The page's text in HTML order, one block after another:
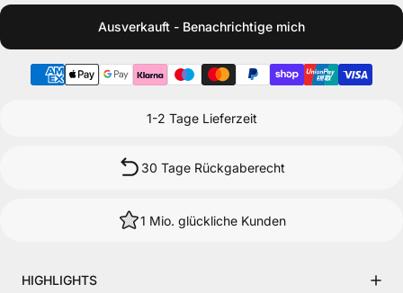
Ausverkauft - Benachrichtige mich
1-2 Tage Lieferzeit
30 Tage Rückgaberecht
1 Mio. glückliche Kunden
HIGHLIGHTS